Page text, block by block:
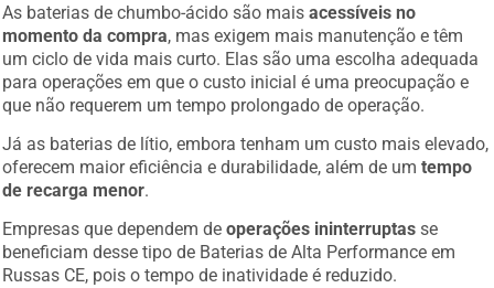
As baterias de chumbo-ácido são maisacessíveis no
momento da compra, mas exigem mais manutenção e têm
um ciclo de vida mais curto. Elas são uma escolha adequada
para operações em que o custo inicial é uma preocupação e
que não requerem um tempo prolongado de operação.
Já as baterias de lítio, embora tenham um custo mais elevado,
oferecem maior eficiência e durabilidade, além de umtempo
de recarga menor.
Empresas que dependem deoperações ininterruptas se
beneficiam desse tipo de Baterias de Alta Performance em
Russas CE, pois o tempo de inatividade é reduzido.